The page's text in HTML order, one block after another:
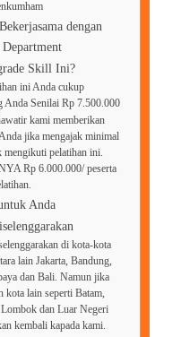
dengan
Skill Ini?
ini Anda cukup
Anda Senilai Rp 7.500.000
kami memberikan
jika mengajak minimal
mengikuti pelatihan ini.
Rp 6.000.000/ peserta
Anda
di kota-kota
lain Jakarta, Bandung,
dan Bali. Namun jika
kota lain seperti Batam,
dan Luar Negeri
kembali kapada kami.